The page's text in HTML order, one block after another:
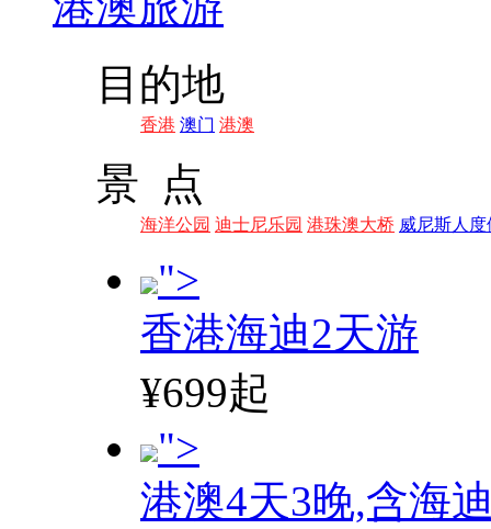
目的地
香港 澳门 港澳
景 点
海洋公园 迪士尼乐园 港珠澳大桥 威尼斯人度
">
香港海迪2天游
¥699起
">
港澳4天3晚,含海